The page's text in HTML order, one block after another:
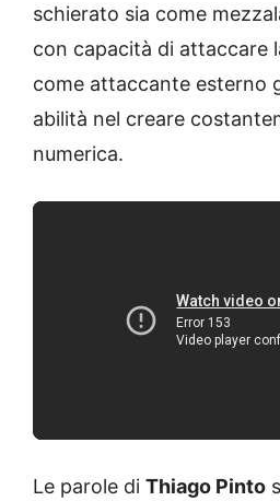
schierato sia come
con capacità di attaccare
come attaccante esterno
abilità nel creare
numerica.
Le parole di Thiago Pinto